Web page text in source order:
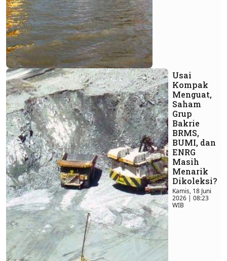
Usai
Kompak
Menguat,
Saham
Grup
Bakrie
BRMS,
BUMI, dan
ENRG
Masih
Menarik
Dikoleksi?
Kamis, 18 Juni
2026 | 08:23
WIB